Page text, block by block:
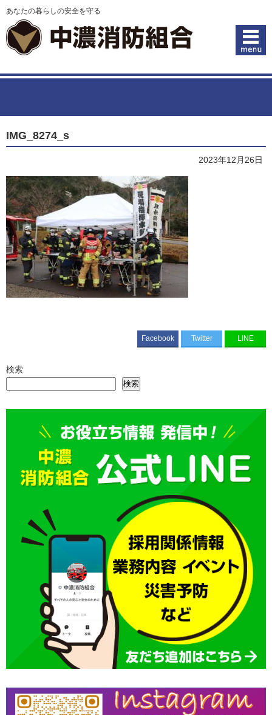
あなたの暮らしの安全を守る
IMG_8274_s
2023年12月26日
Facebook Twitter LINE
検索
検索